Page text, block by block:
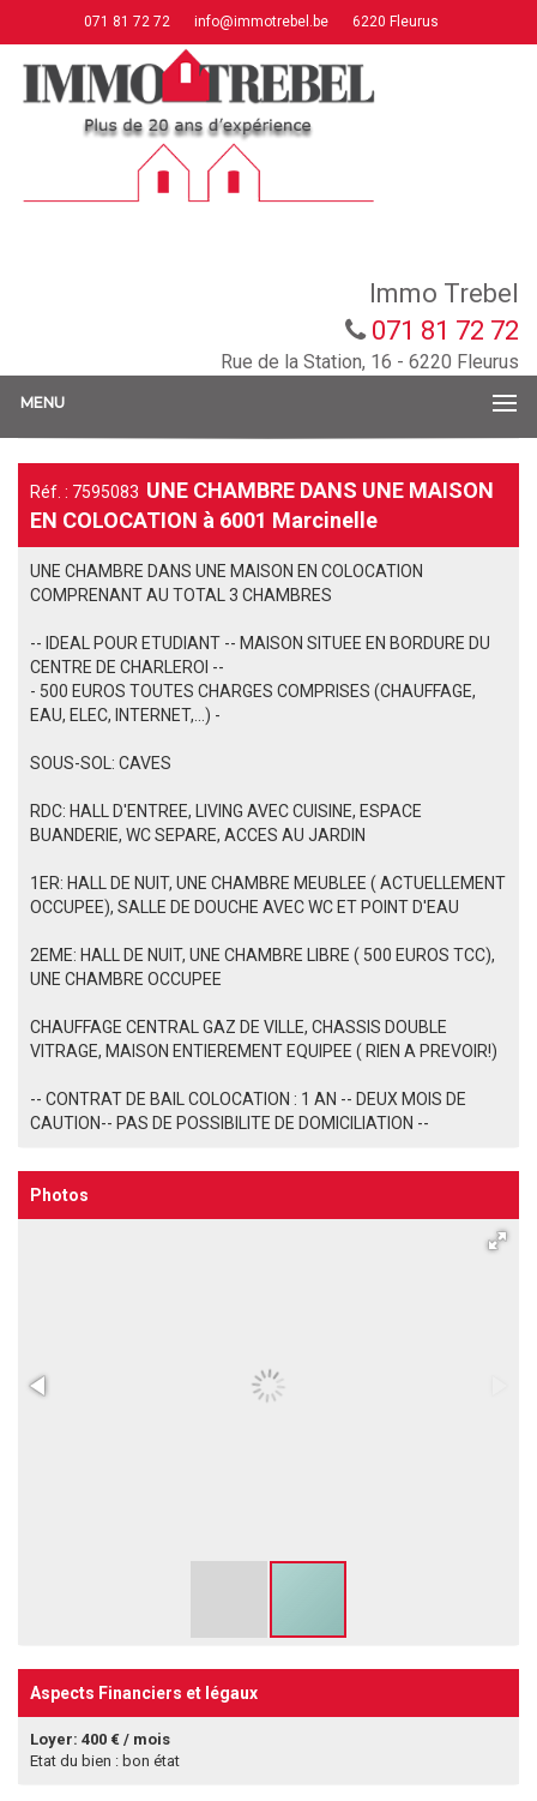
071 81 72 72 info@immotrebel.be 6220 Fleurus
Immo Trebel
071 81 72 72
Rue de la Station, 16 - 6220 Fleurus
MENU
Réf. : 7595083 UNE CHAMBRE DANS UNE MAISON
EN COLOCATION à 6001 Marcinelle
UNE CHAMBRE DANS UNE MAISON EN COLOCATION
COMPRENANT AU TOTAL 3 CHAMBRES
-- IDEAL POUR ETUDIANT -- MAISON SITUEE EN BORDURE DU
CENTRE DE CHARLEROI --
- 500 EUROS TOUTES CHARGES COMPRISES (CHAUFFAGE,
EAU, ELEC, INTERNET,...) -
SOUS-SOL: CAVES
RDC: HALL D'ENTREE, LIVING AVEC CUISINE, ESPACE
BUANDERIE, WC SEPARE, ACCES AU JARDIN
1ER: HALL DE NUIT, UNE CHAMBRE MEUBLEE ( ACTUELLEMENT
OCCUPEE), SALLE DE DOUCHE AVEC WC ET POINT D'EAU
2EME: HALL DE NUIT, UNE CHAMBRE LIBRE ( 500 EUROS TCC),
UNE CHAMBRE OCCUPEE
CHAUFFAGE CENTRAL GAZ DE VILLE, CHASSIS DOUBLE
VITRAGE, MAISON ENTIEREMENT EQUIPEE ( RIEN A PREVOIR!)
-- CONTRAT DE BAIL COLOCATION : 1 AN -- DEUX MOIS DE
CAUTION-- PAS DE POSSIBILITE DE DOMICILIATION --
Photos
Aspects Financiers et légaux
Loyer: 400 € / mois
Etat du bien : bon état